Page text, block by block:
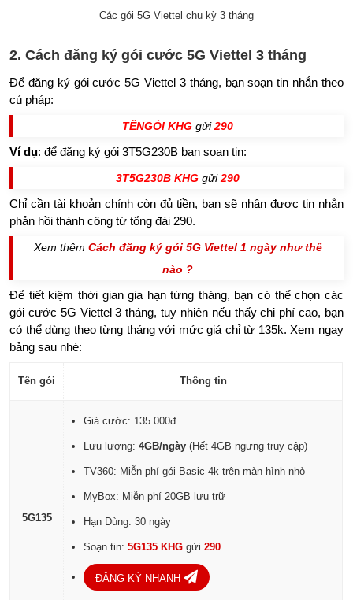
Các gói 5G Viettel chu kỳ 3 tháng
2. Cách đăng ký gói cước 5G Viettel 3 tháng
Để đăng ký gói cước 5G Viettel 3 tháng, bạn soạn tin nhắn theo
cú pháp:
TÊNGÓI KHG gửi290
Ví dụ: để đăng ký gói 3T5G230B bạn soạn tin:
3T5G230B KHG gửi290
Chỉ cần tài khoản chính còn đủ tiền, bạn sẽ nhận được tin nhắn
phản hồi thành công từ tổng đài 290.
Xem thêm Cách đăng ký gói 5G Viettel 1 ngày như thế
nào ?
Để tiết kiệm thời gian gia hạn từng tháng, bạn có thể chọn các
gói cước 5G Viettel 3 tháng, tuy nhiên nếu thấy chi phí cao, bạn
có thể dùng theo từng tháng với mức giá chỉ từ 135k. Xem ngay
bảng sau nhé:
Tên gói Thông tin
5G135
Giá cước: 135.000đ
Lưu lượng:4GB/ngày (Hết 4GB ngưng truy cập)
TV360: Miễn phí gói Basic 4k trên màn hình nhỏ
MyBox: Miễn phí 20GB lưu trữ
Hạn Dùng: 30 ngày
Soạn tin:5G135 KHGgửi290
ĐĂNG KÝ NHANH